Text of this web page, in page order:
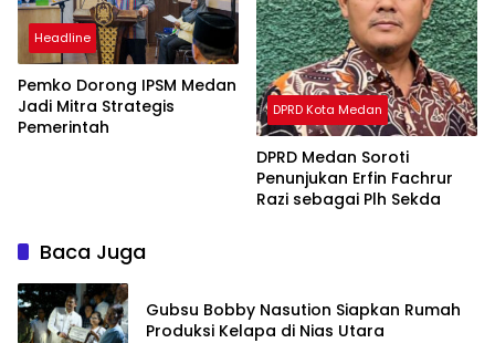
Headline
Pemko Dorong IPSM Medan
Jadi Mitra Strategis
Pemerintah
DPRD Kota Medan
DPRD Medan Soroti
Penunjukan Erfin Fachrur
Razi sebagai Plh Sekda
Baca Juga
Gubsu Bobby Nasution Siapkan Rumah
Produksi Kelapa di Nias Utara